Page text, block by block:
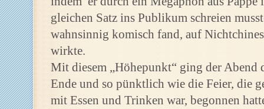
gleichen Satz ins Publikum schreien
wahnsinnig komisch fand, auf
wirkte.
Mit diesem „Höhepunkt“ ging der Abend
Ende und so pünktlich wie die Feier, die
mit Essen und Trinken war, begonnen